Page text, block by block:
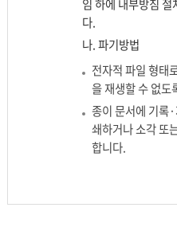
보
임 하에 내부방침
다.
나. 파기방법
전자적 파일 형태
을 재생할 수 없도
종이 문서에 기록
쇄하거나 소각 또
합니다.